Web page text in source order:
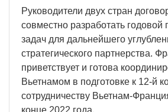
Руководители двух стран
совместно разработать годовой
задач для дальнейшего
стратегического партнерства.
приветствует и готова
Вьетнамом в подготовке к 12-й
сотрудничеству Вьетнам-
конце 2022 года.